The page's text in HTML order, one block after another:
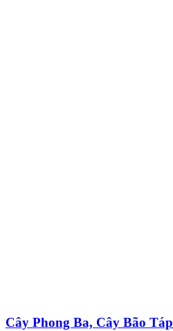
Cây Phong Ba, Cây Bão Táp